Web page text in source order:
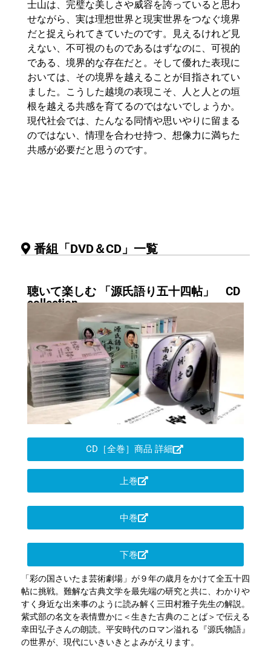
士山は、完璧な美しさや威容を誇っていると思わ
せながら、実は理想世界と現実世界をつなぐ境界
だと捉えられてきていたのです。見えるけれど見
えない、不可視のものであるはずなのに、可視的
である、境界的な存在だと。そして優れた表現に
おいては、その境界を越えることが目指されてい
ました。こうした越境の表現こそ、人と人との垣
根を越える共感を育てるのではないでしょうか。
現代社会では、たんなる同情や思いやりに留まる
のではない、情理を合わせ持つ、想像力に満ちた
共感が必要だと思うのです。
番組「DVD＆CD」一覧
聴いて楽しむ 「源氏語り五十四帖」 CD
collection
CD［全巻］商品 詳細
上巻
中巻
下巻
「彩の国さいたま芸術劇場」が９年の歳月をかけて全五十四
帖に挑戦。難解な古典文学を最先端の研究と共に、わかりや
すく身近な出来事のように読み解く三田村雅子先生の解説。
紫式部の名文を表情豊かに＜生きた古典のことば＞で伝える
幸田弘子さんの朗読。平安時代のロマン溢れる『源氏物語』
の世界が、現代にいきいきとよみがえります。